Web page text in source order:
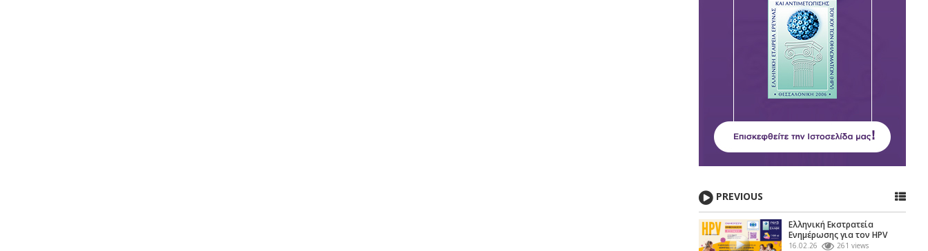
PREVIOUS
Ελληνική Εκστρατεία
Ενημέρωσης για τον HPV
16.02.26 261 views